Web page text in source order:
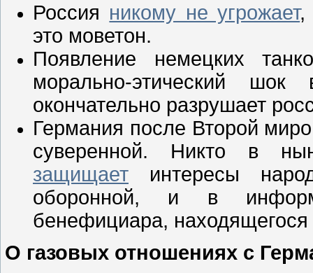
Россия никому не угрожает,
это моветон.
Появление немецких
морально-этический
окончательно разрушает
Германия после Второй
суверенной. Никто в
защищает интересы
оборонной, и в
бенефициара, находящегося
О газовых отношениях с